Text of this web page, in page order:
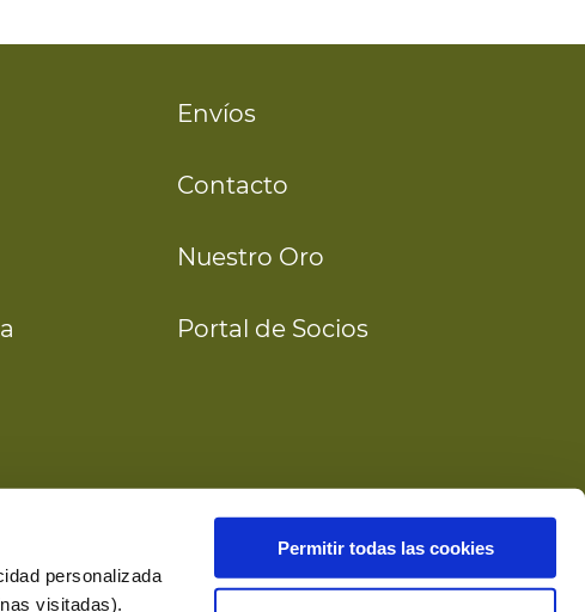
personalizada
visitadas).
Permitir todas las cookies
Envíos
Nuestro Oro
Portal de Socios
Contacto